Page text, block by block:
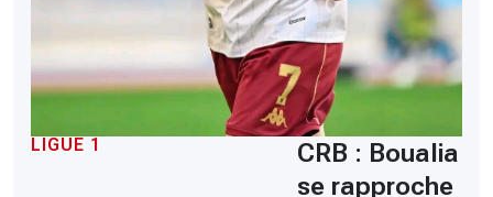
LIGUE 1
CRB : Boualia
se rapproche